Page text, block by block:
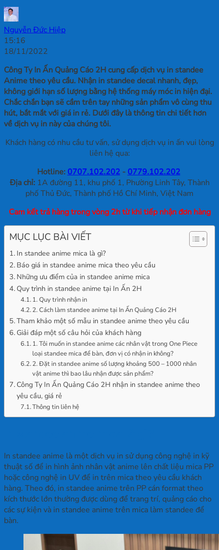
Nguyễn Đức Hiệp
15:16
18/11/2022
Công Ty In Ấn Quảng Cáo 2H cung cấp dịch vụ in standee
Anime theo yêu cầu. Nhận in standee decal nhanh, đẹp,
không giới hạn số lượng bằng hệ thống máy móc in hiện đại.
Chắc chắn bạn sẽ cầm trên tay những sản phẩm vô cùng thu
hút, bắt mắt với giá in rẻ. Dưới đây là thông tin chi tiết hơn
về dịch vụ in này của chúng tôi.
Khách hàng có nhu cầu tư vấn, sử dụng dịch vụ in ấn vui lòng
liên hệ qua:
Hotline: 0707.102.202- 0779.102.202
Địa chỉ:1A đường 11, khu phố 1, Phường Linh Tây, Thành
phố Thủ Đức, Thành phố Hồ Chí Minh, Việt Nam
Cam kết trả hàng trong vòng 2h từ khi tiếp nhận đơn hàng
MỤC LỤC BÀI VIẾT
In standee anime mica là gì?
Báo giá in standee anime mica theo yêu cầu
Những ưu điểm của in standee anime mica
Quy trình in standee anime tại In Ấn 2H
1. Quy trình nhận in
2. Cách làm standee anime tại In Ấn Quảng Cáo 2H
Tham khảo một số mẫu in standee anime theo yêu cầu
Giải đáp một số câu hỏi của khách hàng
1. Tôi muốn in standee anime các nhân vật trong One Piece
loại standee mica để bàn, đơn vị có nhận in không?
2. Đặt in standee anime số lượng khoảng 500 – 1000 nhân
vật anime thì bao lâu nhận được sản phẩm?
Công Ty In Ấn Quảng Cáo 2H nhận in standee anime theo
yêu cầu, giá rẻ
Thông tin liên hệ
In standee anime là một dịch vụ in sử dụng công nghệ in kỹ
thuật số để in hình ảnh nhân vật anime lên chất liệu mica PP
hoặc công nghệ in UV để in trên mica theo yêu cầu khách
hàng. Theo đó, in standee anime trên PP cán format theo
kích thước lớn thường được dùng để trang trí, quảng cáo cho
các sự kiện và in standee anime trên mica làm standee để
bàn.